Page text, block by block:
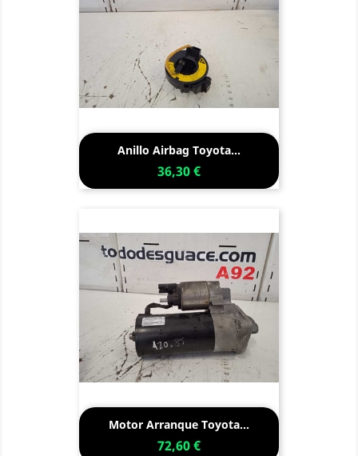
Anillo Airbag Toyota...
36,30 €
Motor Arranque Toyota...
72,60 €